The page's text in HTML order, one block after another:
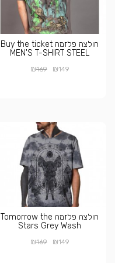
חולצה פלזמה Buy the ticket
MEN'S T-SHIRT STEEL
₪149
₪169
חולצה פלזמה Tomorrow the
Stars Grey Wash
₪149
₪169